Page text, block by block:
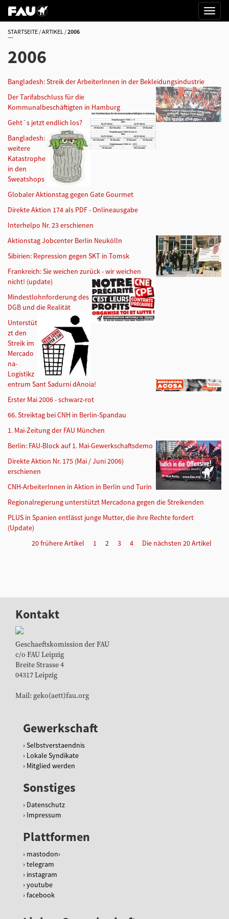
STARTSEITE ARTIKEL 2006
2006
Bangladesh: Streik der ArbeiterInnen in der Bekleidungsindustrie
Der Tarifabschluss für die
Kommunalbeschäftigten in Hamburg
Geht´s jetzt endlich los?
Bangladesh:
weitere
Katastrophe
in den
Sweatshops
Globaler Aktionstag gegen Gate Gourmet
Direkte Aktion 174 als PDF - Onlineausgabe
Interhelpo Nr. 23 erschienen
Aktionstag Jobcenter Berlin Neukölln
Sibirien: Repression gegen SKT in Tomsk
Frankreich: Sie weichen zurück - wir weichen
nicht! (update)
Mindestlohnforderung des
DGB und die Realität
Unterstüt
zt den
Streik im
Mercado
na-
Logistikz
entrum Sant Sadurní dAnoia!
Erster Mai 2006 - schwarz-rot
66. Streiktag bei CNH in Berlin-Spandau
1. Mai-Zeitung der FAU München
Berlin: FAU-Block auf 1. Mai-Gewerkschaftsdemo
Direkte Aktion Nr. 175 (Mai / Juni 2006)
erschienen
CNH-ArbeiterInnen in Aktion in Berlin und Turin
Regionalregierung unterstützt Mercadona gegen die Streikenden
PLUS in Spanien entlässt junge Mutter, die ihre Rechte fordert
(Update)
20 frühere Artikel
1 2 3 4 Die nächsten 20 Artikel
Kontakt
Geschaeftskomission der FAU
c/o FAU Leipzig
Breite Strasse 4
04317 Leipzig
Mail: geko(aett)fau.org
Gewerkschaft
Selbstverstaendnis
Lokale Syndikate
Mitglied werden
Sonstiges
Datenschutz
Impressum
Plattformen
mastodon
telegram
instagram
youtube
facebook